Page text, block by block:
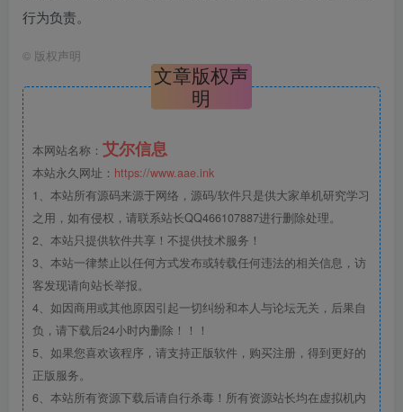
行为负责。
© 版权声明
文章版权声
明
本网站名称： 艾尔信息
本站永久网址： https://www.aae.ink
1、本站所有源码来源于网络，源码/软件只是供大家单机研究学习
之用，如有侵权，请联系站长QQ466107887进行删除处理。
2、本站只提供软件共享！不提供技术服务！
3、本站一律禁止以任何方式发布或转载任何违法的相关信息，访
客发现请向站长举报。
4、如因商用或其他原因引起一切纠纷和本人与论坛无关，后果自
负，请下载后24小时内删除！！！
5、如果您喜欢该程序，请支持正版软件，购买注册，得到更好的
正版服务。
6、本站所有资源下载后请自行杀毒！所有资源站长均在虚拟机内